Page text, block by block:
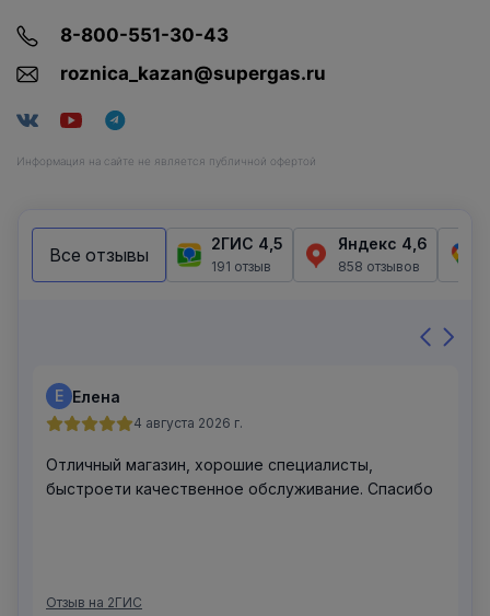
8-800-551-30-43
roznica_kazan@supergas.ru
Информация на сайте не является публичной офертой